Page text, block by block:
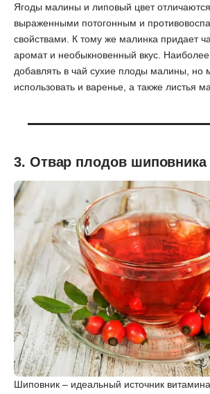
Ягоды малины и липовый цвет
выраженными потогонным и
свойствами. К тому же малинка придает
аромат и необыкновенный вкус.
добавлять в чай сухие плоды малины, но
использовать и варенье, а также листья
3. Отвар плодов шиповника
Шиповник – идеальный источник